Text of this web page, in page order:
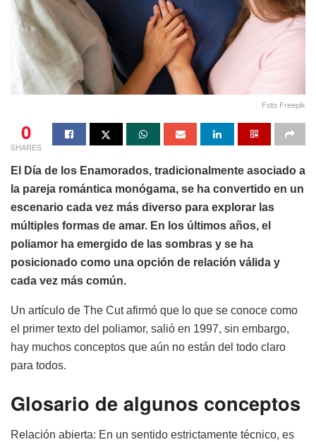
Foto Freepik
0
SHARES
El Día de los Enamorados, tradicionalmente asociado a
la pareja romántica monógama, se ha convertido en un
escenario cada vez más diverso para explorar las
múltiples formas de amar. En los últimos años, el
poliamor ha emergido de las sombras y se ha
posicionado como una opción de relación válida y
cada vez más común.
Un artículo de The Cut afirmó que lo que se conoce como
el primer texto del poliamor, salió en 1997, sin embargo,
hay muchos conceptos que aún no están del todo claro
para todos.
Glosario de algunos conceptos
Relación abierta: En un sentido estrictamente técnico, es